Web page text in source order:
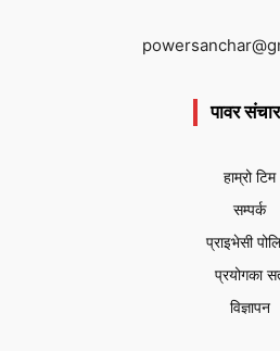
पावर संचार
हाम्रो टिम
सम्पर्क
प्राइभेसी
प्रयोगका
विज्ञापन